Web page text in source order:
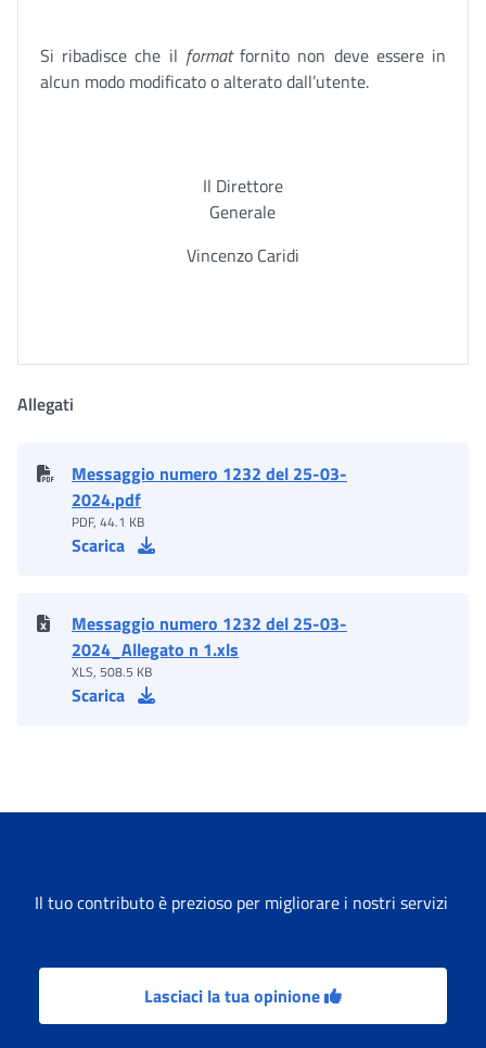
Si ribadisce che il formatfornito non deve essere in
alcun modo modificato o alterato dall’utente.
Il Direttore
Generale
Vincenzo Caridi
Allegati
Messaggio numero 1232 del 25-03-
2024.pdf
PDF, 44.1 KB
Scarica
Messaggio numero 1232 del 25-03-
2024_Allegato n 1.xls
XLS, 508.5 KB
Scarica
Il tuo contributo è prezioso per migliorare i nostri servizi
Lasciaci la tua opinione